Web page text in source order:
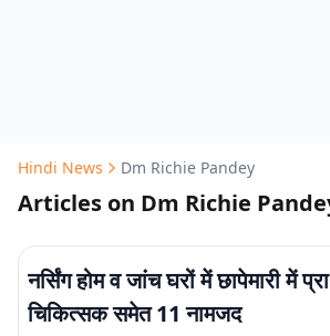
Hindi News Dm Richie Pandey
Articles on Dm Richie
नर्सिंग होम व जांच घरों में छापेमारी में
चिकित्सक समेत 11 नामजद